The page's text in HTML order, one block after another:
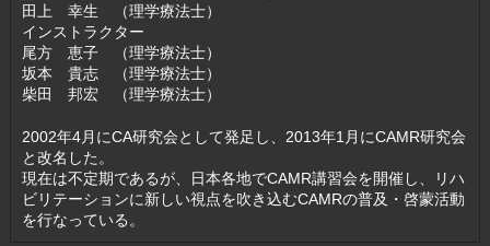
田上 幸生 （理学療法士）
インストラクター
尾方 恵子 （理学療法士）
坂本 貴志 （理学療法士）
柴田 邦宏 （理学療法士）
2002年4月にCA研究会として発足し、2013年1月にCAMR研究会
と改名した。
現在は不定期であるが、日本各地でCAMR講習会を開催し、リハ
ビリテーションに新しい視点を吹き込むCAMRの普及・啓蒙活動
を行なっている。